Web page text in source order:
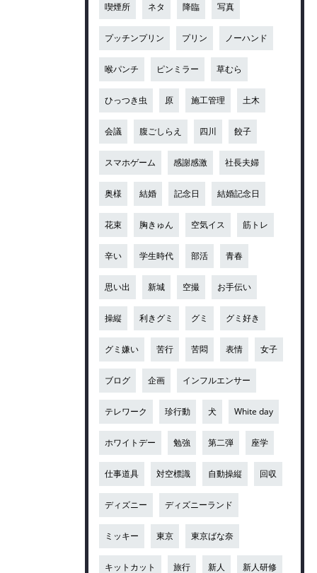
喫煙所 ネタ 降臨 写真
プッチンプリン プリン ノーハンド
喉パンチ ピンミラー 草むら
ひっつき虫 原 施工管理 土木
会議 腹ごしらえ 四川 餃子
スマホゲーム 感謝感激 社長夫婦
奥様 結婚 記念日 結婚記念日
花束 胸きゅん 空気イス 筋トレ
辛い 学生時代 部活 青春
思い出 新城 空撮 お手伝い
操縦 利きグミ グミ グミ好き
グミ嫌い 苦行 苦悶 表情 女子
ブログ 企画 インフルエンサー
テレワーク 珍行動 犬 White day
ホワイトデー 勉強 第二弾 座学
仕事道具 対空標識 自動操縦 回収
ディズニー ディズニーランド
ミッキー 東京 東京ばな奈
キットカット 旅行 新人 新人研修